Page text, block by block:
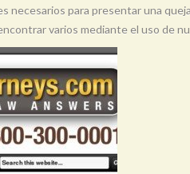
necesarios para presentar una
varios mediante el uso de